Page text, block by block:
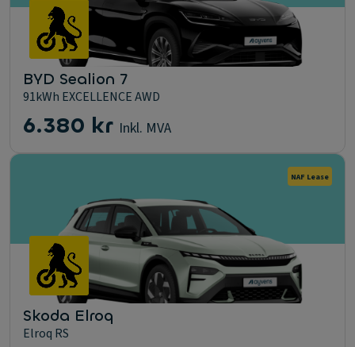
BYD Sealion 7
91kWh EXCELLENCE AWD
6.380 kr Inkl. MVA
NAF Lease
Skoda Elroq
Elroq RS